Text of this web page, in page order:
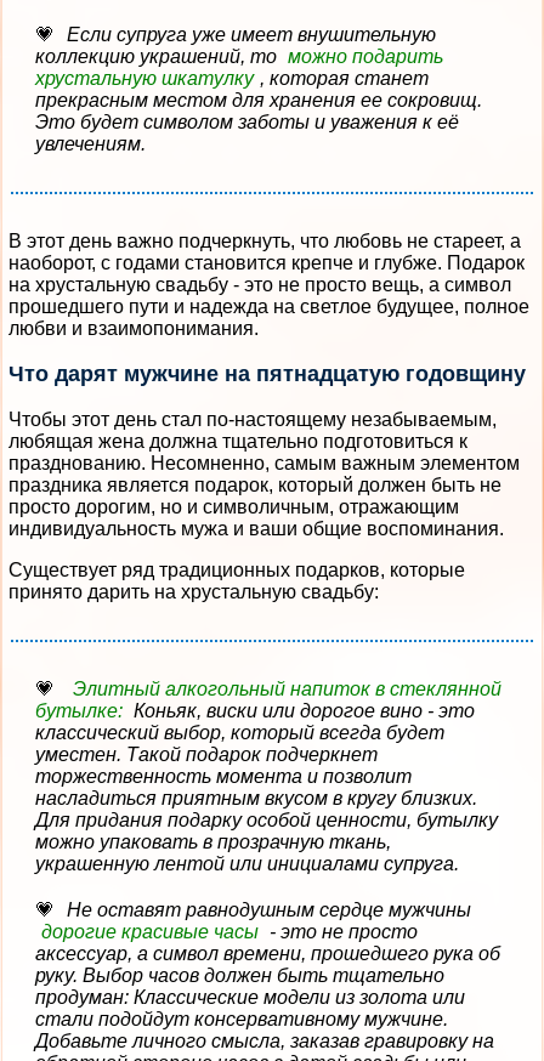
Если супруга уже имеет внушительную
коллекцию украшений, то можно подарить
хрустальную шкатулку , которая станет
прекрасным местом для хранения ее сокровищ.
Это будет символом заботы и уважения к её
увлечениям.
В этот день важно подчеркнуть, что любовь не стареет, а
наоборот, с годами становится крепче и глубже. Подарок
на хрустальную свадьбу - это не просто вещь, а символ
прошедшего пути и надежда на светлое будущее, полное
любви и взаимопонимания.
Что дарят мужчине на пятнадцатую годовщину
Чтобы этот день стал по-настоящему незабываемым,
любящая жена должна тщательно подготовиться к
празднованию. Несомненно, самым важным элементом
праздника является подарок, который должен быть не
просто дорогим, но и символичным, отражающим
индивидуальность мужа и ваши общие воспоминания.
Существует ряд традиционных подарков, которые
принято дарить на хрустальную свадьбу:
Элитный алкогольный напиток в стеклянной
бутылке: Коньяк, виски или дорогое вино - это
классический выбор, который всегда будет
уместен. Такой подарок подчеркнет
торжественность момента и позволит
насладиться приятным вкусом в кругу близких.
Для придания подарку особой ценности, бутылку
можно упаковать в прозрачную ткань,
украшенную лентой или инициалами супруга.
Не оставят равнодушным сердце мужчины
дорогие красивые часы
- это не просто
аксессуар, а символ времени, прошедшего рука об
руку. Выбор часов должен быть тщательно
продуман: Классические модели из золота или
стали подойдут консервативному мужчине.
Добавьте личного смысла, заказав гравировку на